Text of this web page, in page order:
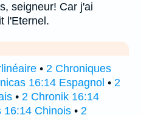
seigneur! Car j'ai
l'Eternel.
• 2 Chroniques
16:14 Espagnol • 2
• 2 Chronik 16:14
16:14 Chinois • 2